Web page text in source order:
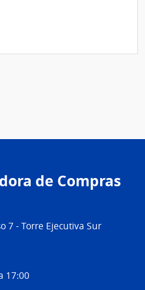
de Compras
7 - Torre Ejecutiva Sur
17:00